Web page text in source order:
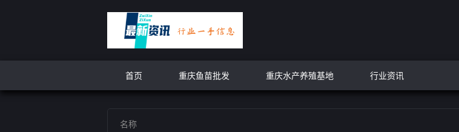
首页 重庆鱼苗批发 重庆水产养殖基地 行业资讯
名称